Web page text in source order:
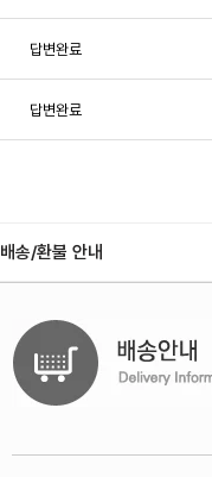
답변완료
답변완료
배송/환불 안내